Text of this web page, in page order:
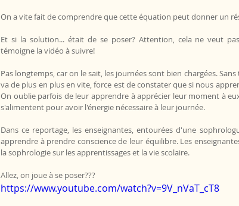
On a vite fait de comprendre que cette équation peut donner un
Et si la solution... était de se poser? Attention, cela ne veut
témoigne la vidéo à suivre!
Pas longtemps, car on le sait, les journées sont bien chargées.
va de plus en plus en vite, force est de constater que si nous
On oublie parfois de leur apprendre à apprécier leur moment à
s'alimentent pour avoir l'énergie nécessaire à leur journée.
Dans ce reportage, les enseignantes, entourées d'une
apprendre à prendre conscience de leur équilibre. Les
la sophrologie sur les apprentissages et la vie scolaire.
Allez, on joue à se poser???
https://www.youtube.com/watch?v=9V_nVaT_cT8